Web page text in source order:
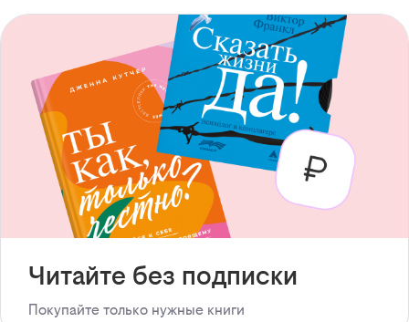
Читайте без подписки
Покупайте только нужные книги